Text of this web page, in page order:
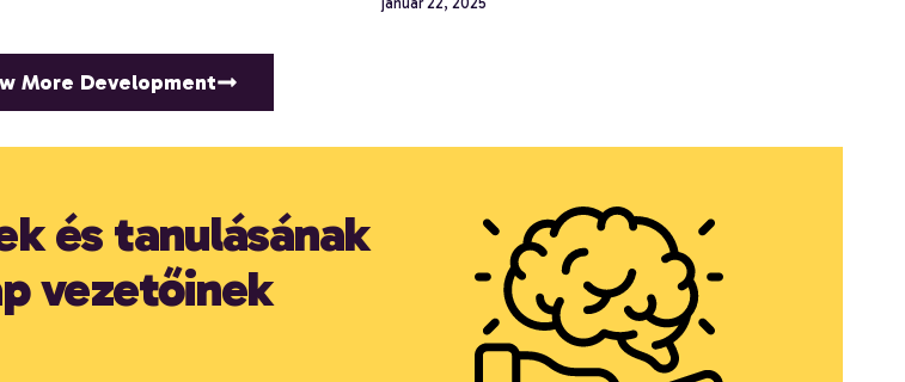
More Development
és tanulásának
vezetőinek